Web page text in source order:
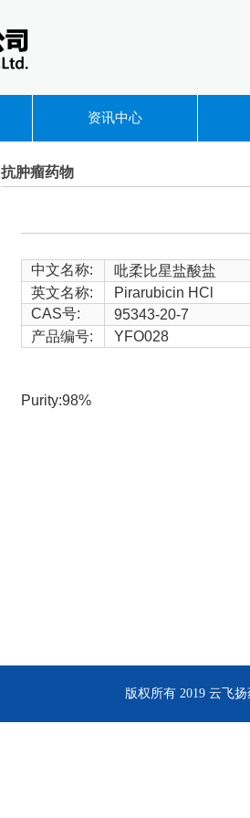
资讯中心
抗肿瘤药物
中文名称:
吡柔比星盐酸盐
英文名称:
Pirarubicin HCl
CAS号:
95343-20-7
产品编号:
YFO028
Purity:98%
版权所有 2019 云飞